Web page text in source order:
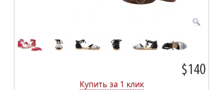
$140
Купить за 1 клик